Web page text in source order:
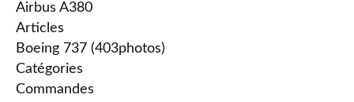
Airbus A380
Articles
Boeing 737 (403photos)
Catégories
Commandes